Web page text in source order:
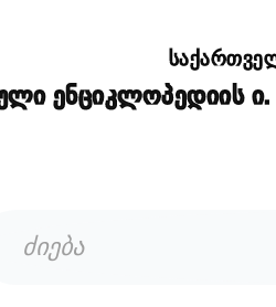
ენციკლოპედიის ი.